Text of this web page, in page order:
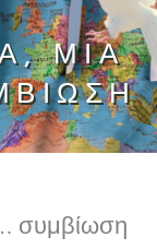
ΜΙΑ
συμβίωση